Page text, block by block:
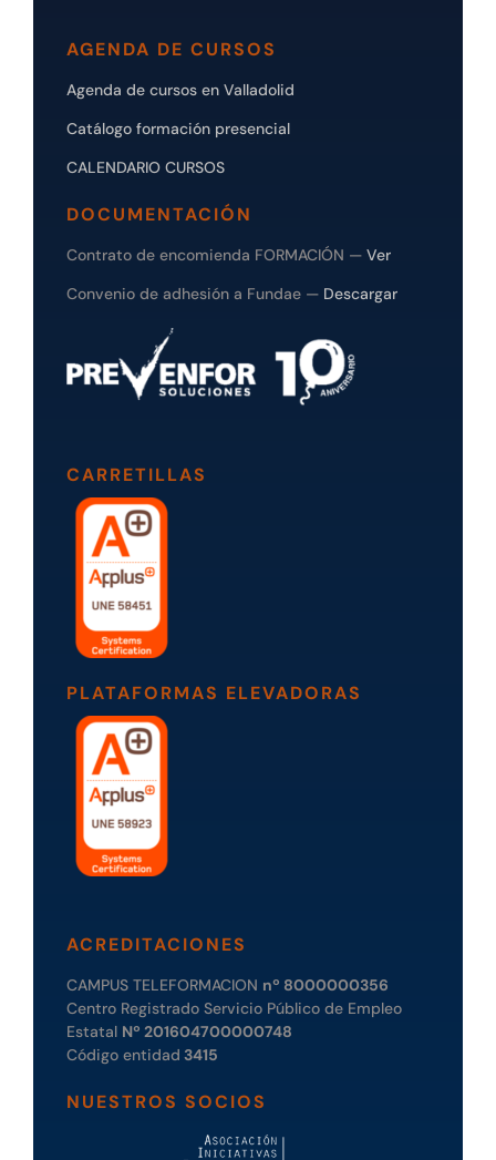
AGENDA DE CURSOS
Agenda de cursos en Valladolid
Catálogo formación presencial
CALENDARIO CURSOS
DOCUMENTACIÓN
Contrato de encomienda FORMACIÓN — Ver
Convenio de adhesión a Fundae — Descargar
CARRETILLAS
PLATAFORMAS ELEVADORAS
ACREDITACIONES
CAMPUS TELEFORMACION nº 8000000356
Centro Registrado Servicio Público de Empleo
Estatal Nº 201604700000748
Código entidad 3415
NUESTROS SOCIOS